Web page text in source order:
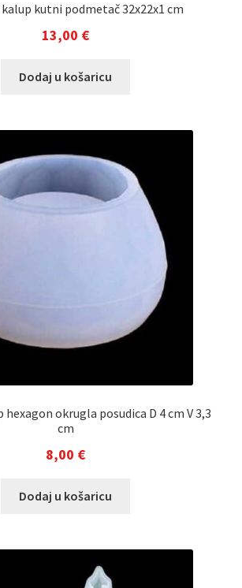
kutni podmetač 32x22x1 cm
13,00 €
Dodaj u košaricu
okrugla posudica D 4 cm V 3,3
cm
8,00 €
Dodaj u košaricu